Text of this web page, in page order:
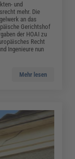
und
mehr. Die
an das
Gerichtshof
der HOAI zu
Recht
Ingenieure nun
Mehr lesen